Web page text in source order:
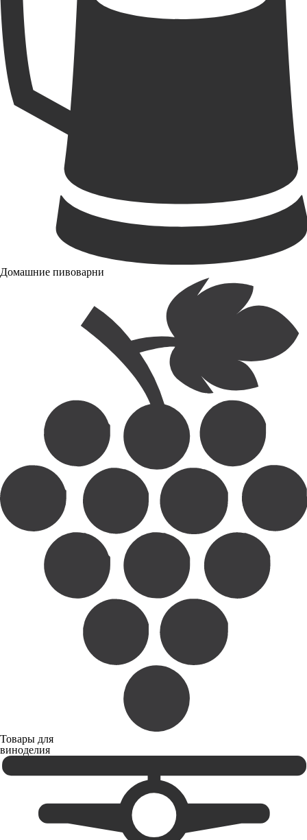
Домашние пивоварни
Товары для
виноделия